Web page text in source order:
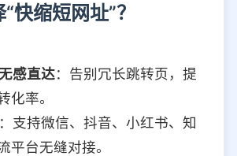
快缩短网址”？
感直达：告别冗长跳转页，提
化率。
：支持微信、抖音、小红书、知
平台无缝对接。